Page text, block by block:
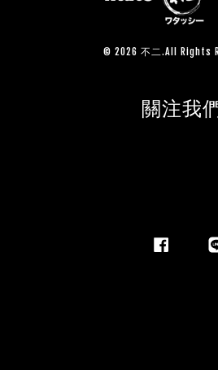
© 2026 不二.All Rights
關注我